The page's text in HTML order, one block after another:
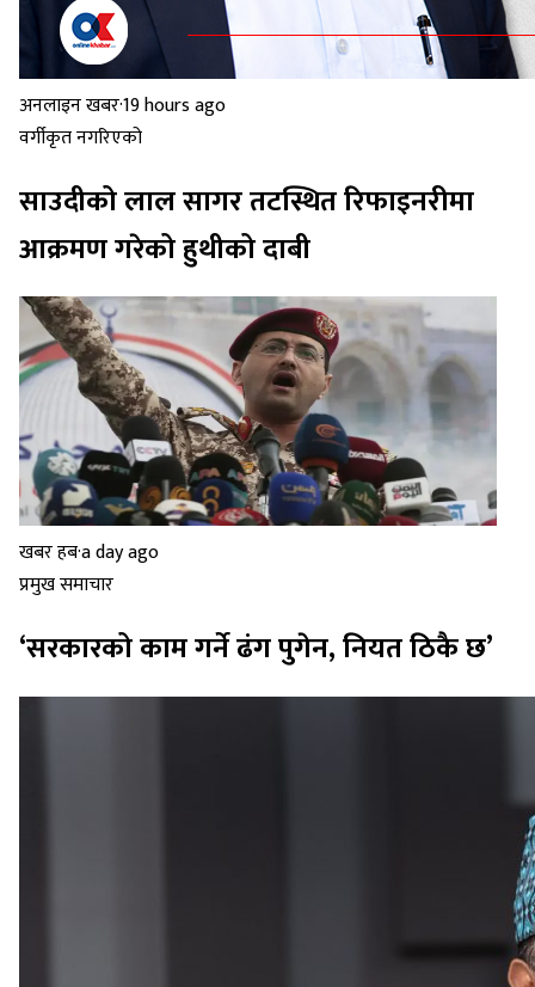
अनलाइन खबर·19 hours ago
वर्गीकृत नगरिएको
साउदीको लाल सागर तटस्थित रिफाइनरीमा
आक्रमण गरेको हुथीको दाबी
खबर हब·a day ago
प्रमुख समाचार
‘सरकारको काम गर्ने ढंग पुगेन, नियत ठिकै छ’